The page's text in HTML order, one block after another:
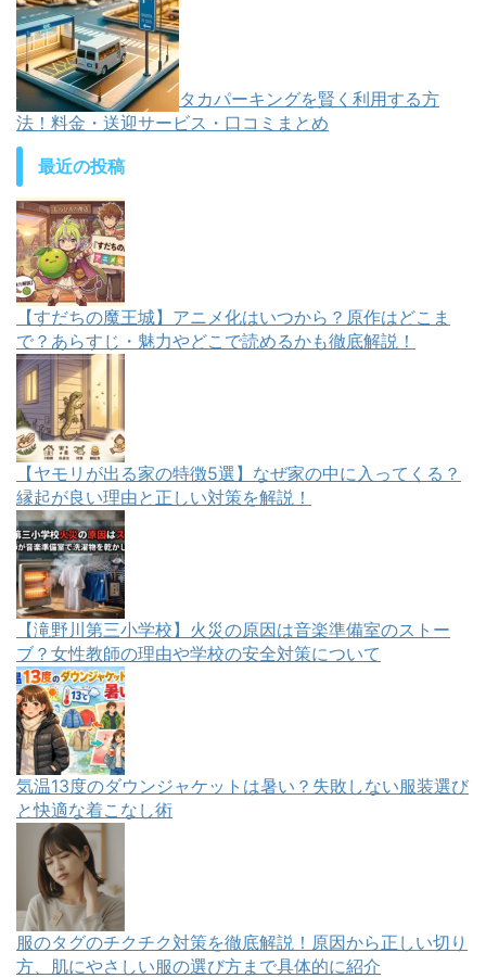
タカパーキングを賢く利用する方
法！料金・送迎サービス・口コミまとめ
最近の投稿
【すだちの魔王城】アニメ化はいつから？原作はどこま
で？あらすじ・魅力やどこで読めるかも徹底解説！
【ヤモリが出る家の特徴5選】なぜ家の中に入ってくる？
縁起が良い理由と正しい対策を解説！
【滝野川第三小学校】火災の原因は音楽準備室のストー
ブ？女性教師の理由や学校の安全対策について
気温13度のダウンジャケットは暑い？失敗しない服装選び
と快適な着こなし術
服のタグのチクチク対策を徹底解説！原因から正しい切り
方、肌にやさしい服の選び方まで具体的に紹介